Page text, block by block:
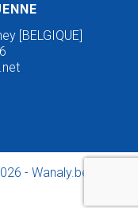
[BELGIQUE]
- Wanaly.be